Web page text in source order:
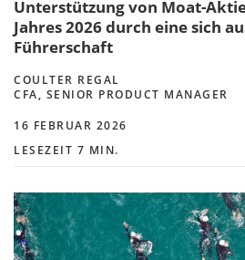
Unterstützung von Moat-
Jahres 2026 durch eine sich
Führerschaft
COULTER REGAL
CFA, SENIOR PRODUCT MANAGER
16 FEBRUAR 2026
LESEZEIT 7 MIN.